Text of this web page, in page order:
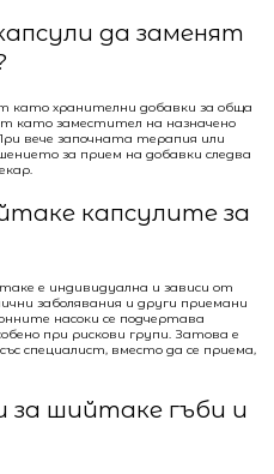
да заменят
като хранителни добавки за обща
като заместител на назначено
вече започната терапия или
за прием на добавки следва
капсулите за
е индивидуална и зависи от
заболявания и други приемани
насоки се подчертава
при рискови групи. Затова е
специалист, вместо да се приема,
за шийтаке гъби и